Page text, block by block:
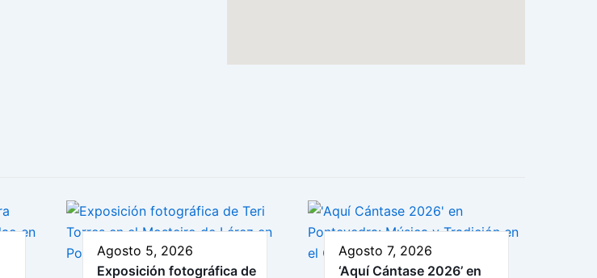
Agosto 5, 2026
Exposición fotográfica de
Agosto 7, 2026
‘Aquí Cántase 2026’ en